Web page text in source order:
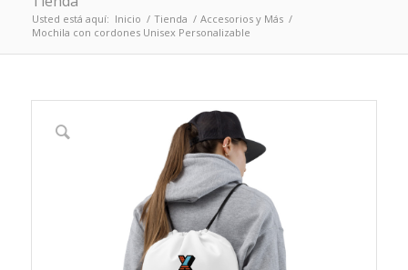
Usted está aquí: Inicio / Tienda / Accesorios y Más /
Mochila con cordones Unisex Personalizable